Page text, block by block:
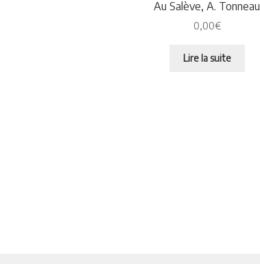
Au Salève, A. Tonneau
0,00€
Lire la suite